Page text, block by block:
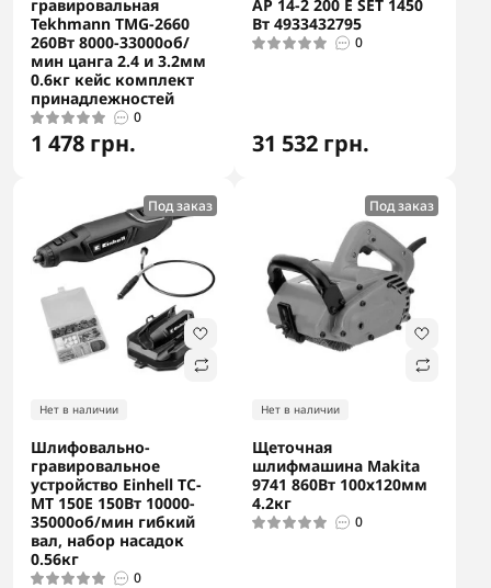
гравировальная
Tekhmann TMG-2660
260Вт 8000-33000об/
мин цанга 2.4 и 3.2мм
0.6кг кейс комплект
принадлежностей
0
1 478 грн.
AP 14-2 200 E SET 1450
Вт 4933432795
0
31 532 грн.
Под заказ
Нет в наличии
Шлифовально-
гравировальное
устройство Einhell TC-
MT 150E 150Вт 10000-
35000об/мин гибкий
вал, набор насадок
0.56кг
0
Под заказ
Нет в наличии
Щеточная
шлифмашина Makita
9741 860Вт 100х120мм
4.2кг
0